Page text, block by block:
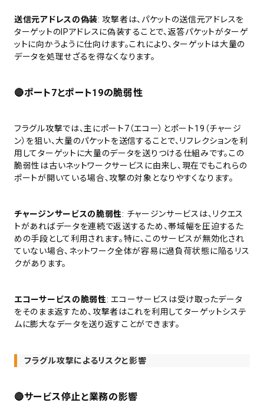
送信元アドレスの偽装: 攻撃者は、パケットの送信元アドレスを
ターゲットのIPアドレスに偽装することで、返答パケットがターゲ
ットに向かうように仕向けます。これにより、ターゲットは大量の
データを処理せざるを得なくなります。
🔴ポート7とポート19の脆弱性
フラグル攻撃では、主にポート7（エコー）とポート19（チャージ
ン）を狙い、大量のパケットを送信することで、リフレクションを利
用してターゲットに大量のデータを送りつける仕組みです。この
脆弱性は古いネットワークサービスに由来し、現在でもこれらの
ポートが開いている場合、攻撃の対象となりやすくなります。
チャージンサービスの脆弱性: チャージンサービスは、リクエス
トがあればデータを連続で返送するため、帯域幅を圧迫するた
めの手段として利用されます。特に、このサービスが無効化され
ていない場合、ネットワーク全体が容易に過負荷状態に陥るリス
クがあります。
エコーサービスの脆弱性: エコーサービスは受け取ったデータ
をそのまま返すため、攻撃者はこれを利用してターゲットシステ
ムに膨大なデータを送り返すことができます。
フラグル攻撃によるリスクと影響
🔴サービス停止と業務の影響